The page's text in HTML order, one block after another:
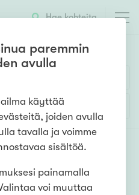
Hae kohteita
4h 5h+
Haukivuori (
Haukivuori, oli
kohteiden ja satojen
paremmin
avulla
käyttää
joiden avulla
tavalla ja voimme
sisältöä.
painamalla
voi muuttaa